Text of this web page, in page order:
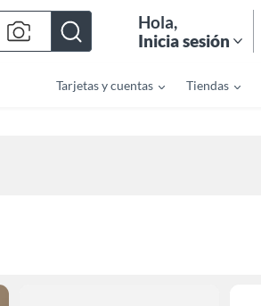
Hola,
Inicia sesión
Tarjetas y cuentas Tiendas